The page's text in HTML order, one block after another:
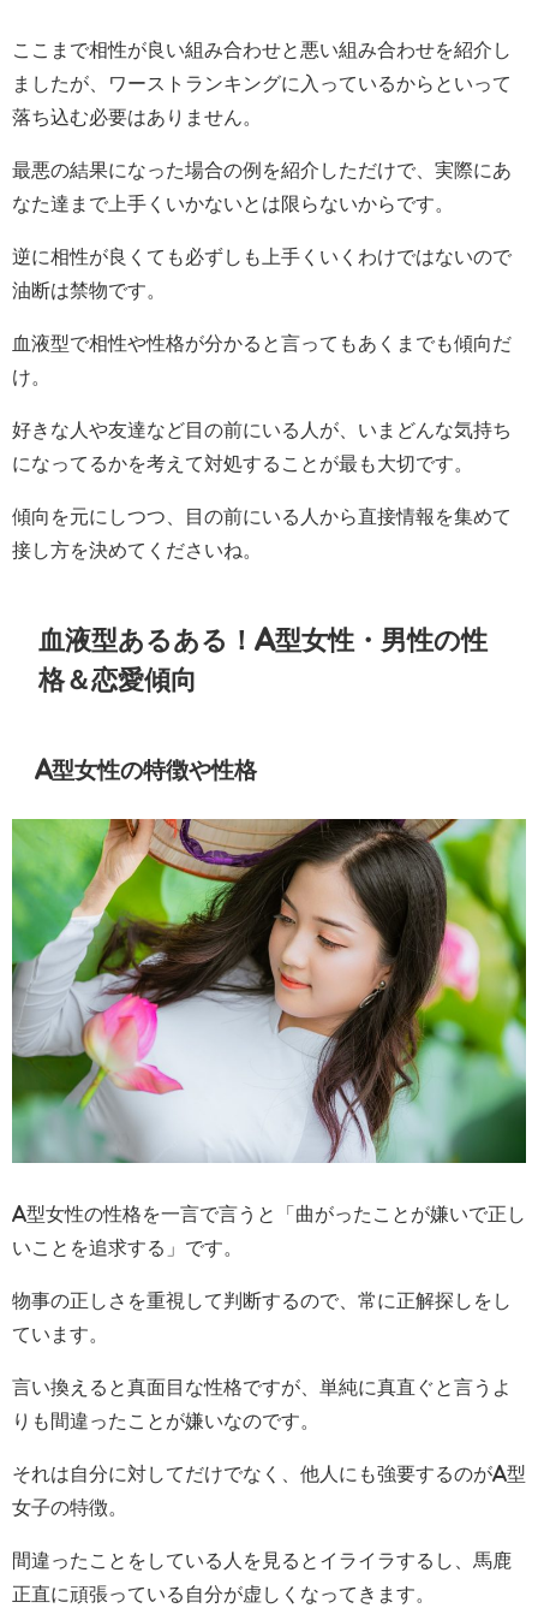
ここまで相性が良い組み合わせと悪い組み合わせを紹介し
ましたが、ワーストランキングに入っているからといって
落ち込む必要はありません。
最悪の結果になった場合の例を紹介しただけで、実際にあ
なた達まで上手くいかないとは限らないからです。
逆に相性が良くても必ずしも上手くいくわけではないので
油断は禁物です。
血液型で相性や性格が分かると言ってもあくまでも傾向だ
け。
好きな人や友達など目の前にいる人が、いまどんな気持ち
になってるかを考えて対処することが最も大切です。
傾向を元にしつつ、目の前にいる人から直接情報を集めて
接し方を決めてくださいね。
血液型あるある！A型女性・男性の性
格＆恋愛傾向
A型女性の特徴や性格
A型女性の性格を一言で言うと「曲がったことが嫌いで正し
いことを追求する」です。
物事の正しさを重視して判断するので、常に正解探しをし
ています。
言い換えると真面目な性格ですが、単純に真直ぐと言うよ
りも間違ったことが嫌いなのです。
それは自分に対してだけでなく、他人にも強要するのがA型
女子の特徴。
間違ったことをしている人を見るとイライラするし、馬鹿
正直に頑張っている自分が虚しくなってきます。